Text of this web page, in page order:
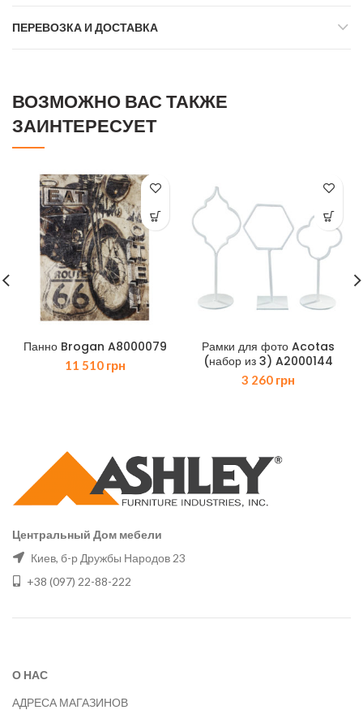
ПЕРЕВОЗКА И ДОСТАВКА
ВОЗМОЖНО ВАС ТАКЖЕ
ЗАИНТЕРЕСУЕТ
Панно Brogan A8000079
11 510 грн
Рамки для фото Acotas
(набор из 3) A2000144
3 260 грн
Центральный Дом мебели
Киев, б-р Дружбы Народов 23
+38 (097) 22-88-222
О НАС
АДРЕСА МАГАЗИНОВ